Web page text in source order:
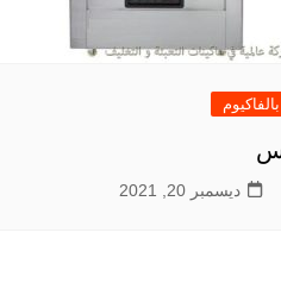
ديسمبر 20, 2021